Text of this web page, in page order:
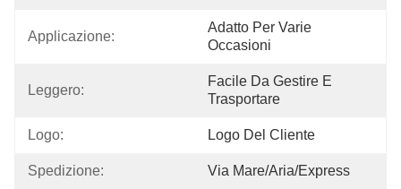
Applicazione:
Adatto Per Varie
Occasioni
Leggero:
Facile Da Gestire E
Trasportare
Logo: Logo Del Cliente
Spedizione: Via Mare/aria/express